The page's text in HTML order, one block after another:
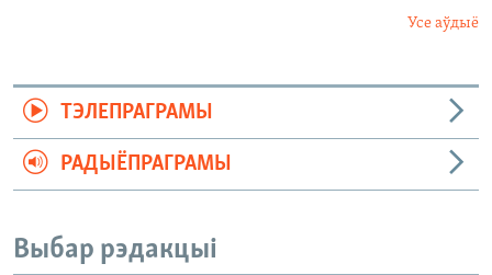
Усе аўдыё
ТЭЛЕПРАГРАМЫ
РАДЫЁПРАГРАМЫ
Выбар рэдакцыі